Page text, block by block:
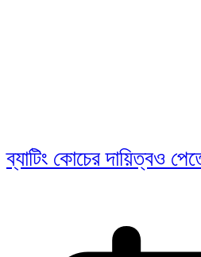
ব্যাটিং কোচের দায়িত্বও